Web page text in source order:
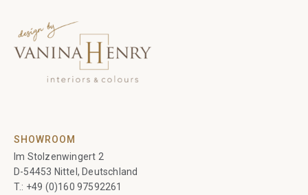
SHOWROOM
Im Stolzenwingert 2
D-54453 Nittel, Deutschland
T.: +49 (0)160 97592261